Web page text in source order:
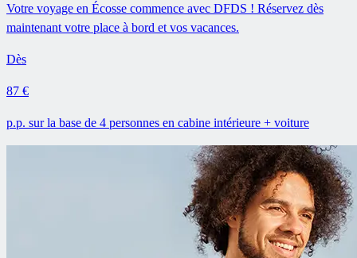
Votre voyage en Écosse commence avec DFDS ! Réservez dès
maintenant votre place à bord et vos vacances.
Dès
87 €
p.p. sur la base de 4 personnes en cabine intérieure + voiture